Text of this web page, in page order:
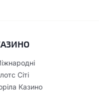
Сіті
Казино